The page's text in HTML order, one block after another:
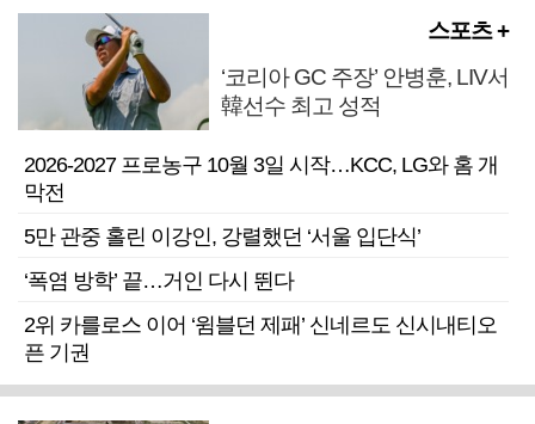
스포츠 +
‘코리아 GC 주장’ 안병훈, LIV서
韓선수 최고 성적
2026-2027 프로농구 10월 3일 시작…KCC, LG와 홈 개
막전
5만 관중 홀린 이강인, 강렬했던 ‘서울 입단식’
‘폭염 방학’ 끝…거인 다시 뛴다
2위 카를로스 이어 ‘윔블던 제패’ 신네르도 신시내티오
픈 기권